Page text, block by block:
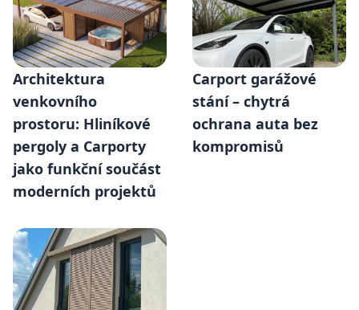
Architektura
venkovního
prostoru: Hliníkové
pergoly a Carporty
jako funkční součást
moderních projektů
Carport garážové
stání – chytrá
ochrana auta bez
kompromisů